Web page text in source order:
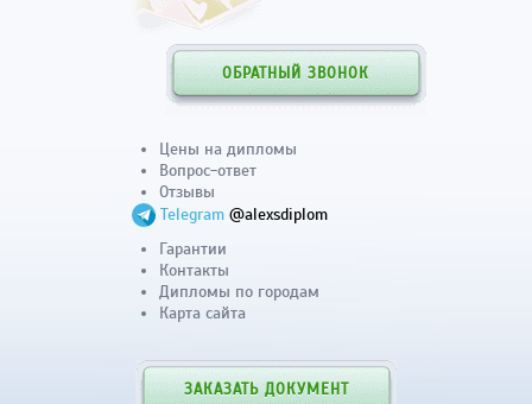
ОБРАТНЫЙ ЗВОНОК
Цены на дипломы
Вопрос-ответ
Отзывы
Telegram @alexsdiplom
Гарантии
Контакты
Дипломы по городам
Карта сайта
ЗАКАЗАТЬ ДОКУМЕНТ